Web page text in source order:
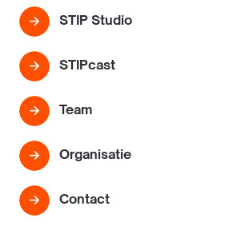
STIP Studio
STIPcast
Team
Organisatie
Contact